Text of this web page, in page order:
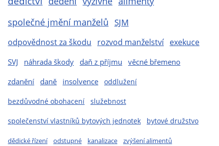
společné jmění manželů SJM
odpovědnost za škodu rozvod manželství exekuce
SVJ
náhrada škody daň z příjmu
věcné břemeno
zdanění
daně insolvence oddlužení
bezdůvodné obohacení služebnost
společenství vlastníků bytových jednotek bytové družstvo
dědické řízení odstupné kanalizace zvýšení alimentů